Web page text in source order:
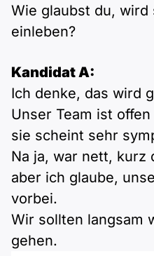
Wie glaubst du, wird
einleben?
Kandidat A:
Ich denke, das wird
Unser Team ist
sie scheint sehr
Na ja, war nett, kurz
aber ich glaube,
vorbei.
Wir sollten langsam
gehen.